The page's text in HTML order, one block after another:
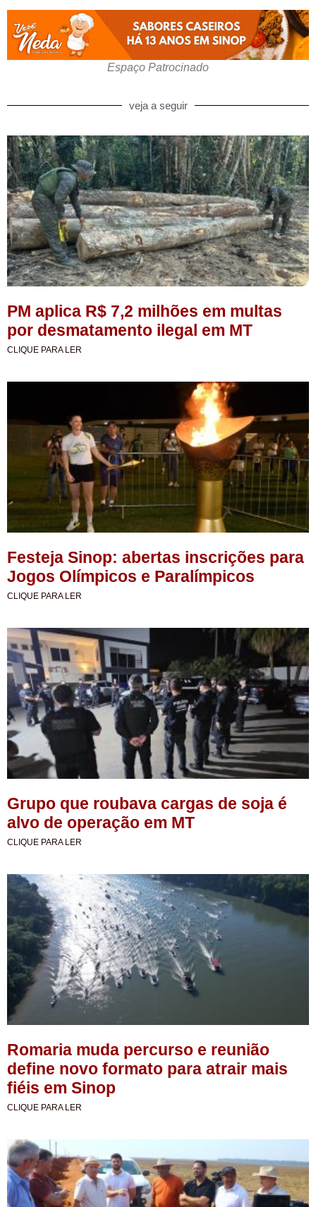
Espaço Patrocinado
veja a seguir
PM aplica R$ 7,2 milhões em multas
por desmatamento ilegal em MT
CLIQUE PARA LER
Festeja Sinop: abertas inscrições para
Jogos Olímpicos e Paralímpicos
CLIQUE PARA LER
Grupo que roubava cargas de soja é
alvo de operação em MT
CLIQUE PARA LER
Romaria muda percurso e reunião
define novo formato para atrair mais
fiéis em Sinop
CLIQUE PARA LER